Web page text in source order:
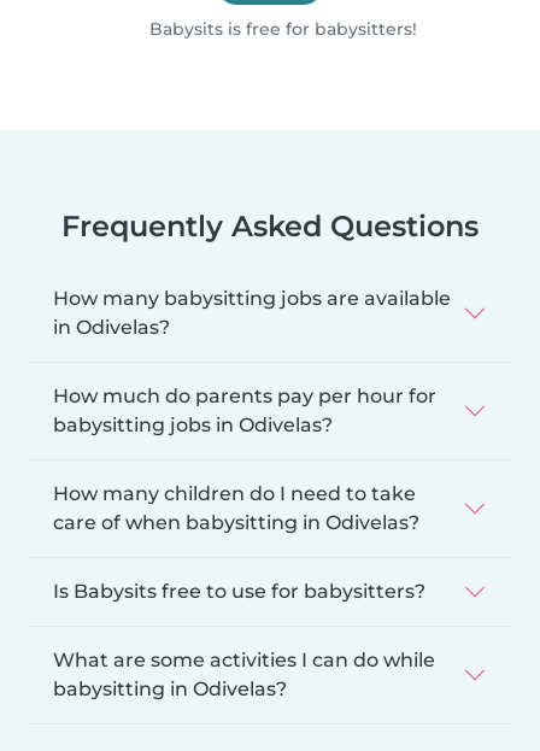
Babysits is free for babysitters!
Frequently Asked Questions
How many babysitting jobs are available
in Odivelas?
How much do parents pay per hour for
babysitting jobs in Odivelas?
How many children do I need to take
care of when babysitting in Odivelas?
Is Babysits free to use for babysitters?
What are some activities I can do while
babysitting in Odivelas?